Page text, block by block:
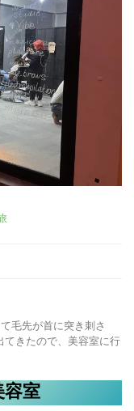
毛先が首に突き刺さ
てきたので、美容室に行
容室